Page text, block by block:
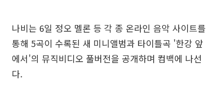
나비는 6일 정오 멜론 등 각 종 온라인 음악 사이트를
통해 5곡이 수록된 새 미니앨범과 타이틀곡 '한강 앞
에서'의 뮤직비디오 풀버전을 공개하며 컴백에 나선
다.